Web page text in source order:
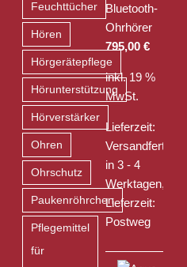
Feuchttücher
Hören
Hörgerätepflege
Hörunterstützung
Hörverstärker
Ohren
Ohrschutz
Paukenröhrchen
Pflegemittel
für
Bluetooth-
Ohrhörer
795,00 €
inkl. 19 %
MwSt.
Lieferzeit:
Versandfertig
in 3 - 4
Werktagen,
Lieferzeit:
Postweg